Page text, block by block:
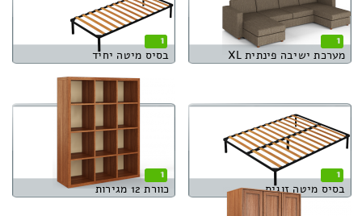
1
מערכת ישיבה פינתית XL
1
בסיס מיטה יחיד
1
בסיס מיטה זוגית
1
כוורת 12 מגירות